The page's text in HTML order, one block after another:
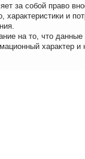
за собой право
и
на то, что данные
характер и